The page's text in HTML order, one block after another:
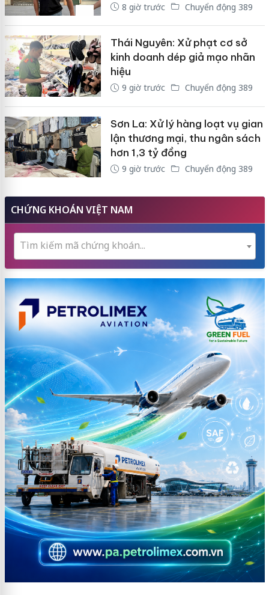
8 giờ trước Chuyển động 389
Thái Nguyên: Xử phạt cơ sở
kinh doanh dép giả mạo nhãn
hiệu
9 giờ trước Chuyển động 389
Sơn La: Xử lý hàng loạt vụ gian
lận thương mại, thu ngân sách
hơn 1,3 tỷ đồng
9 giờ trước Chuyển động 389
CHỨNG KHOÁN VIỆT NAM
Tìm kiếm mã chứng khoán...